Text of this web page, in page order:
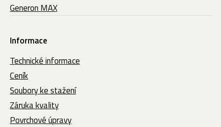
Generon MAX
Informace
Technické informace
Ceník
Soubory ke stažení
Záruka kvality
Povrchové úpravy